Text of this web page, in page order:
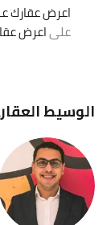
اعرض عقارك
علىاعرض
الوسيط